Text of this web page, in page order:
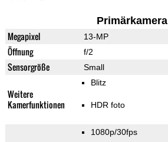
Primärkamera
Megapixel 13-MP
Öffnung f/2
Sensorgröße Small
Weitere
Kamerfunktionen
Blitz
HDR foto
1080p/30fps